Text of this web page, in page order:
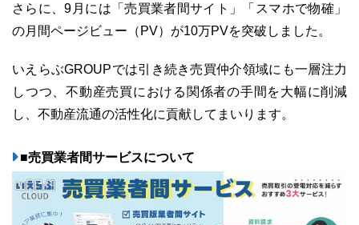
03-6689-1791
さらに、9月には「売買業者間サイト」「スマホで物確」
の月間ページビュー（PV）が10万PVを突破しました。
いえらぶGROUPでは引き続き売買仲介領域にも一層注力
しつつ、不動産売買における関係者の手間を大幅に削減
し、不動産流通の活性化に貢献してまいります。
■売買業者間サービスについて